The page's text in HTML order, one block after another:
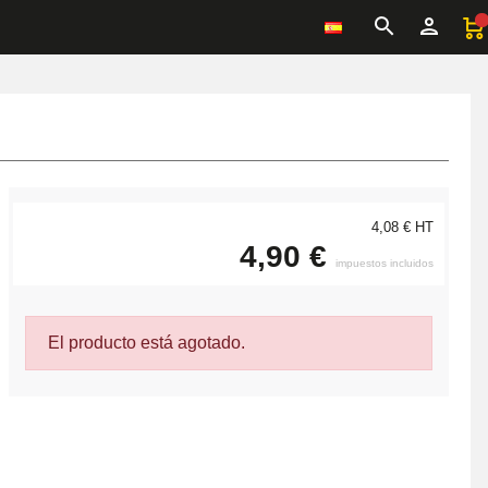
4,08 € HT
4,90 € impuestos incluidos
El producto está agotado.